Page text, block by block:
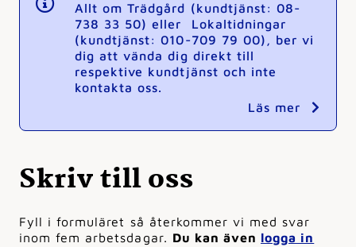
Allt om Trädgård (kundtjänst: 08-
738 33 50) eller Lokaltidningar
(kundtjänst: 010-709 79 00), ber vi
dig att vända dig direkt till
respektive kundtjänst och inte
kontakta oss.
Läs mer
Skriv till oss
Fyll i formuläret så återkommer vi med svar
inom fem arbetsdagar. Du kan även logga in